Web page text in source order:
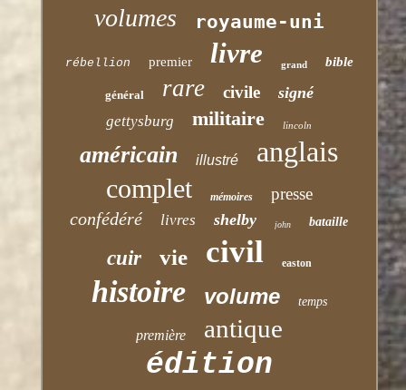
volumes royaume-uni
rébellion premier livre grand bible
général rare civile signé
gettysburg militaire lincoln
américain illustré anglais
complet mémoires presse
confédéré livres shelby john bataille
cuir vie civil easton
histoire volume temps
première antique
édition